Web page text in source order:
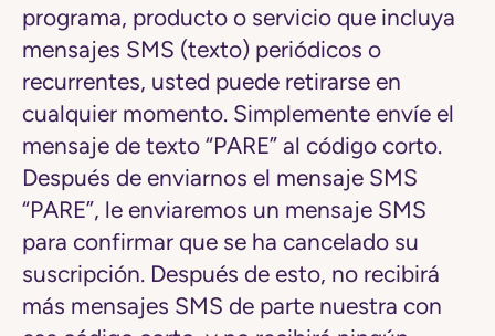
programa, producto o servicio que incluya
mensajes SMS (texto) periódicos o
recurrentes, usted puede retirarse en
cualquier momento. Simplemente envíe el
mensaje de texto “PARE” al código corto.
Después de enviarnos el mensaje SMS
“PARE”, le enviaremos un mensaje SMS
para confirmar que se ha cancelado su
suscripción. Después de esto, no recibirá
más mensajes SMS de parte nuestra con